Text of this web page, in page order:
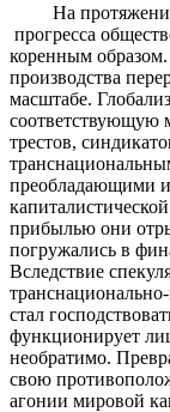
На протяжении
прогресса
коренным
производства
масштабе.
соответствующую
трестов,
преобладающими
прибылью они
погружались в
Вследствие
стал
функционирует
необратимо.
свою
агонии мировой